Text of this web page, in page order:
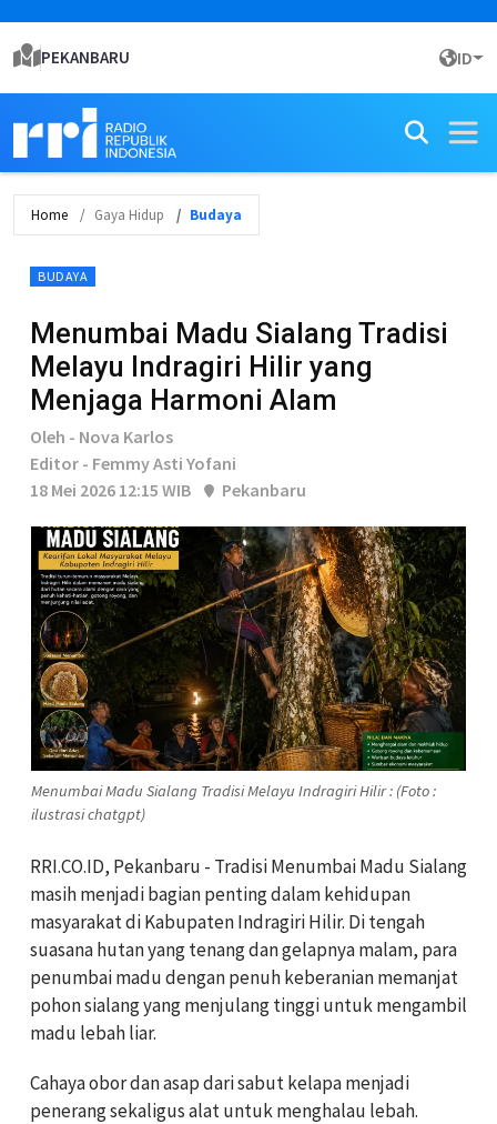
PEKANBARU ID
Home Gaya Hidup Budaya
BUDAYA
Menumbai Madu Sialang Tradisi
Melayu Indragiri Hilir yang
Menjaga Harmoni Alam
Oleh - Nova Karlos
Editor - Femmy Asti Yofani
18 Mei 2026 12:15 WIB
Pekanbaru
Menumbai Madu Sialang Tradisi Melayu Indragiri Hilir : (Foto :
ilustrasi chatgpt)
RRI.CO.ID, Pekanbaru - Tradisi Menumbai Madu Sialang
masih menjadi bagian penting dalam kehidupan
masyarakat di Kabupaten Indragiri Hilir. Di tengah
suasana hutan yang tenang dan gelapnya malam, para
penumbai madu dengan penuh keberanian memanjat
pohon sialang yang menjulang tinggi untuk mengambil
madu lebah liar.
Cahaya obor dan asap dari sabut kelapa menjadi
penerang sekaligus alat untuk menghalau lebah.